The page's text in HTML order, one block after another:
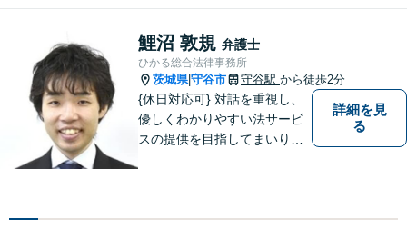
鯉沼 敦規 弁護士
ひかる総合法律事務所
茨城県|守谷市 守谷駅 から徒歩2分
{休日対応可} 対話を重視し、
優しくわかりやすい法サービ
スの提供を目指してまいりま
詳細を見
る